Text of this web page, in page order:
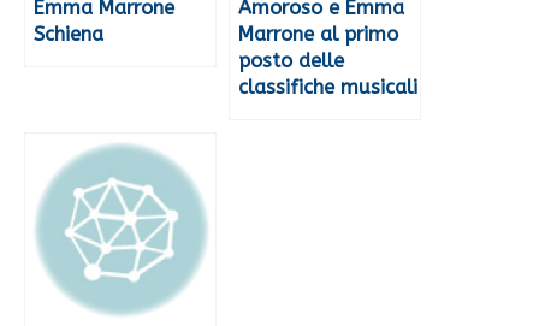
Emma Marrone
Schiena
Amoroso e Emma
Marrone al primo
posto delle
classifiche musicali